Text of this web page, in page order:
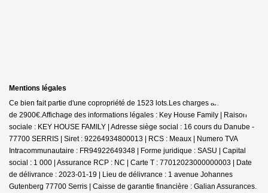
Mentions légales
Ce bien fait partie d'une copropriété de 1523 lots.Les charges annuelles sont
de 2900€. Affichage des informations légales : Key House Family | Raison
sociale : KEY HOUSE FAMILY | Adresse siège social : 16 cours du Danube -
77700 SERRIS | Siret : 92264934800013 | RCS : Meaux | Numero TVA
Intracommunautaire : FR94922649348 | Forme juridique : SASU | Capital
social : 1 000 | Assurance RCP : NC | Carte T : 77012023000000003 | Date
de délivrance : 2023-01-19 | Lieu de délivrance : 1 avenue Johannes
Gutenberg 77700 Serris | Caisse de garantie financière : Galian Assurances.